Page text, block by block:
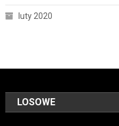
luty 2020
LOSOWE